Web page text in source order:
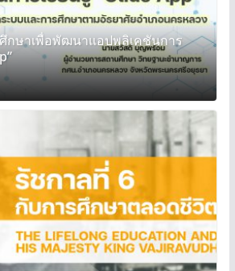
กษาเพื่อพัฒนาแอปพลิเคชันการ